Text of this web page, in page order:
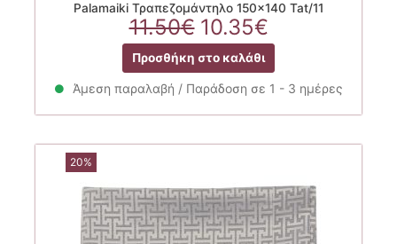
Palamaiki Τραπεζομάντηλο 150×140 Tat/11
11.50€ Original
price
was:
11.50€.
10.35€Η
τρέχουσα
τιμή
είναι:
10.35€.
Προσθήκη στο καλάθι
Άμεση παραλαβή / Παράδοση σε 1 - 3 ημέρες
20%